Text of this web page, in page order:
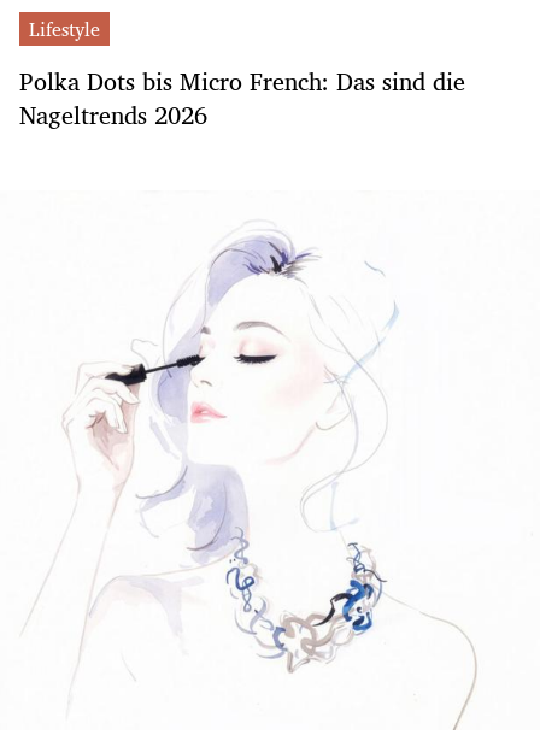
Lifestyle
Polka Dots bis Micro French: Das sind die
Nageltrends 2026